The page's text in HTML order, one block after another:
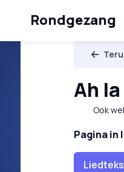
Rondgezang
Ah
Ook
Pagina in